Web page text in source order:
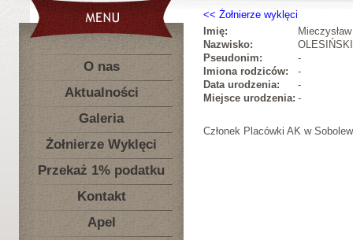
O nas
Aktualności
Galeria
Żołnierze Wyklęci
Przekaż 1% podatku
Kontakt
Apel
Żołnierze wyklęci
Imię:
Mieczysław
Nazwisko:
OLESIŃSKI
Pseudonim:
-
Imiona rodziców:
-
Data urodzenia:
-
Miejsce urodzenia: -
Członek Placówki AK w